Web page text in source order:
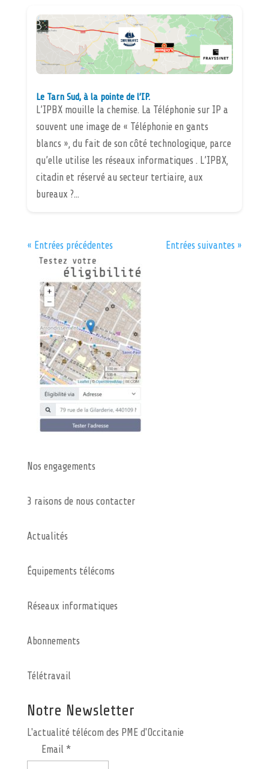
Le Tarn Sud, à la pointe de l’IP.
L’IPBX mouille la chemise. La Téléphonie sur IP a
souvent une image de « Téléphonie en gants
blancs », du fait de son côté technologique, parce
qu’elle utilise les réseaux informatiques . L’IPBX,
citadin et réservé au secteur tertiaire, aux
bureaux ?...
« Entrées précédentes Entrées suivantes »
Nos engagements
3 raisons de nous contacter
Actualités
Équipements télécoms
Réseaux informatiques
Abonnements
Télétravail
Notre Newsletter
L'actualité télécom des PME d'Occitanie
Email *